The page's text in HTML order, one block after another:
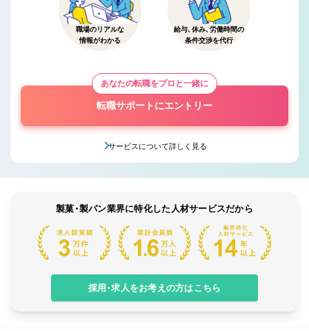
職場のリアルな
情報がわかる
給与、休み、労働時間の
条件交渉を代行
あなたの転職をプロと一緒に
転職サポートにエントリー
サービスについて詳しく見る
製菓・製パン業界に特化した人材サービスだから
採用・求人をお考えの方はこちら